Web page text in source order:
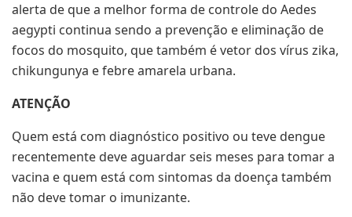
alerta de que a melhor forma de controle do Aedes
aegypti continua sendo a prevenção e eliminação de
focos do mosquito, que também é vetor dos vírus zika,
chikungunya e febre amarela urbana.
ATENÇÃO
Quem está com diagnóstico positivo ou teve dengue
recentemente deve aguardar seis meses para tomar a
vacina e quem está com sintomas da doença também
não deve tomar o imunizante.